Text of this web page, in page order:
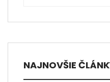
NAJNOVŠIE